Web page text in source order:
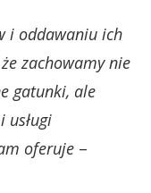
i oddawaniu ich
zachowamy nie
gatunki, ale
usługi
oferuje –